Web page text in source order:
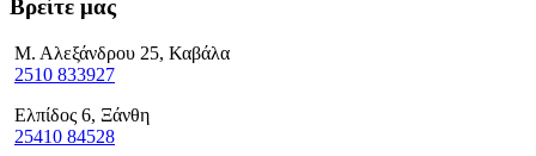
Βρείτε μας
Μ. Αλεξάνδρου 25, Καβάλα
2510 833927
Ελπίδος 6, Ξάνθη
25410 84528